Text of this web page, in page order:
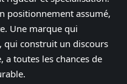
positionnement assumé,
Une marque qui
qui construit un discours
toutes les chances de